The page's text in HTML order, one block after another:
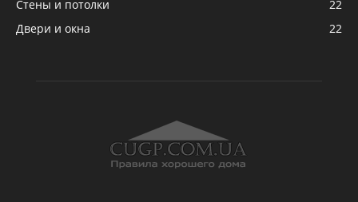
Стены и потолки
22
Двери и окна
22